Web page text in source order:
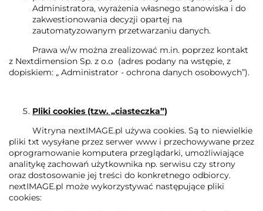
Administratora, wyrażenia własnego stanowiska i do
zakwestionowania decyzji opartej na
zautomatyzowanym przetwarzaniu danych.
Prawa w/w można zrealizować m.in. poprzez kontakt
z Nextdimension Sp. z o.o (adres podany na wstępie, z
dopiskiem: „ Administrator - ochrona danych osobowych”).
Pliki cookies (tzw. „ciasteczka”)
Witryna nextIMAGE.pl używa cookies. Są to niewielkie
pliki txt wysyłane przez serwer www i przechowywane przez
oprogramowanie komputera przeglądarki, umożliwiające
analitykę zachowań użytkownika np. serwisu czy strony
oraz dostosowanie jej treści do konkretnego odbiorcy.
nextIMAGE.pl może wykorzystywać następujące pliki
cookies: